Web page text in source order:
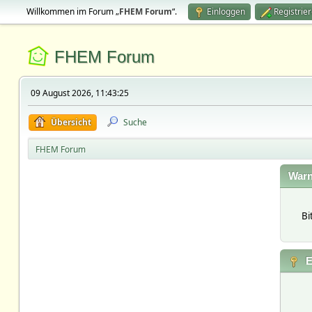
Willkommen im Forum „FHEM Forum“. Einloggen
FHEM Forum
09 August 2026, 11:43:25
Übersicht Suche
FHEM Forum